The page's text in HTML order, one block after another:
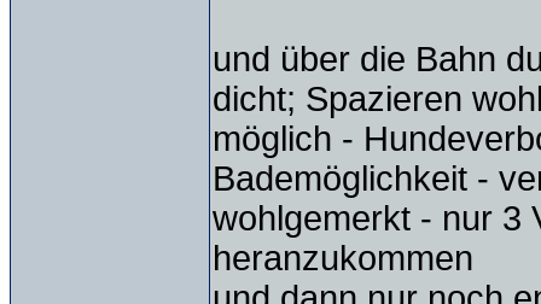
und über die Bahn
dicht; Spazieren
möglich -
Bademöglichkeit -
wohlgemerkt - nur 3
heranzukommen